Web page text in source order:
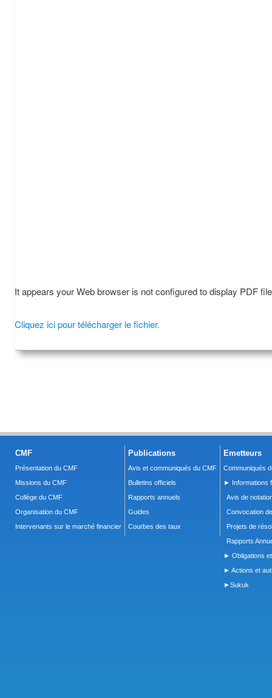
It appears your Web browser is not configured to display PDF
Cliquez ici pour télécharger le fichier.
CMF
Présentation du CMF
Missions du CMF
Collège du CMF
Organisation du CMF
Intervenants sur le marché financier
Publications
Avis et communiqués du CMF
Bulletins officiels
Rapports annuels
Guides
Courbes des taux
Emetteurs
Communiqués
► Informations
Avis de
Convocation
Projets de
Rapports
► Obligations
► Actions et
►Sukuk